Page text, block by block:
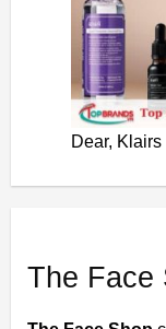
Dear, Klairs
The Face